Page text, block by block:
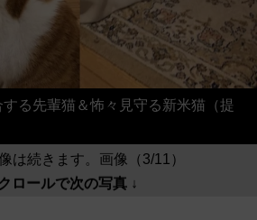
する先輩猫＆怖々見守る新米猫（提
は続きます。画像（3/11）
クロールで次の写真 ↓